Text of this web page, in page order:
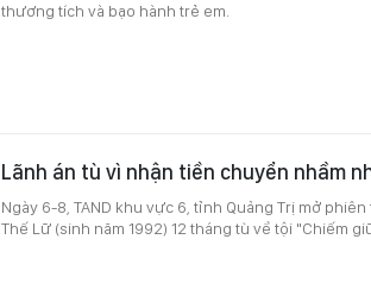
thương tích và bạo hành trẻ em.
Lãnh án tù vì nhận tiền chuyển nhầm
Ngày 6-8, TAND khu vực 6, tỉnh Quảng Trị mở
Thế Lữ (sinh năm 1992) 12 tháng tù về tội "Chiếm